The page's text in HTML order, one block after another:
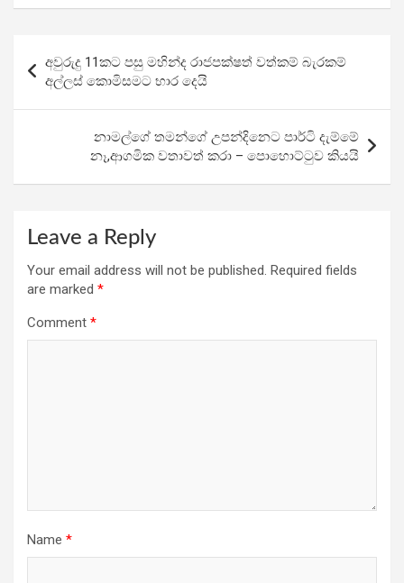
ce
b
o
o
tt
er
at
A
p
p
e
gr
a
m
ar
e
navigation
අවුරුදු 11කට පසු මහින්ද රාජපක්ෂත් වත්කම් බැරකම්
අල්ලස් කොමිසමට භාර දෙයි
නාමල්ගේ තමන්ගේ උපන්දිනෙට පාර්ටි දැම්මේ
නෑ,ආගමික වතාවත් කරා – පොහොට්ටුව කියයි
Leave a Reply
Your email address will not be published. Required fields
are marked *
Comment *
Name *